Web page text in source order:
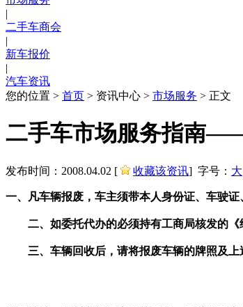
|
二手车商会
|
新车报价
|
汽车资讯
您的位置 > 首页 > 资讯中心 > 市场服务 > 正文
二手车市场服务指南
发布时间：2008.04.02 [ 收藏该资讯] 字号： 大
一、凡车辆报废，车主须带本人身份证、车驶
二、如委托代办的必须持有工商局核发的《
三、车辆回收后，请将报废车辆的牌照及上